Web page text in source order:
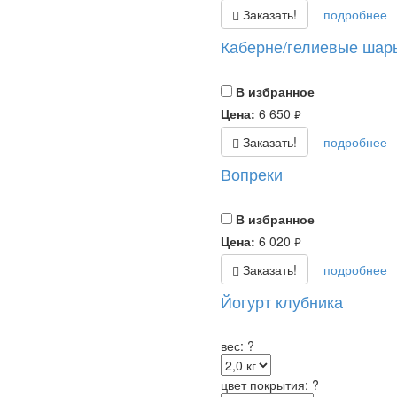
Заказать! подробнее
Каберне/гелиевые
В избранное
Цена: 6 650 руб.
Заказать! подробнее
Вопреки
В избранное
Цена: 6 020 руб.
Заказать! подробнее
Йогурт клубника
вес: ?
цвет покрытия: ?